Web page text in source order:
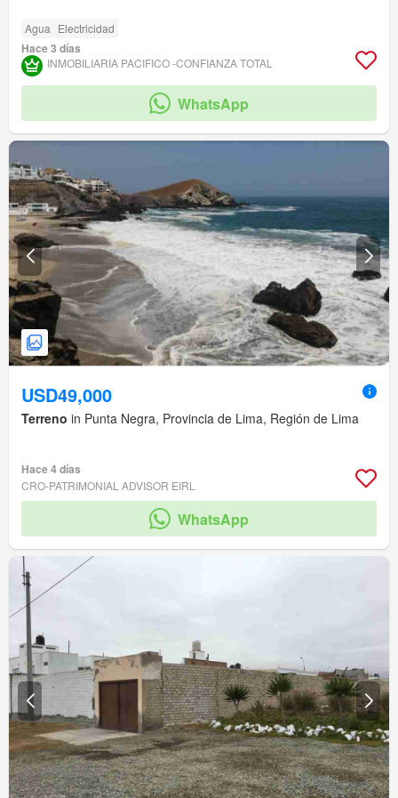
Agua Electricidad
Hace 3 días
INMOBILIARIA PACIFICO -CONFIANZA TOTAL
WhatsApp
USD49,000
Terreno in Punta Negra, Provincia de Lima, Región de Lima
Hace 4 días
CRO-PATRIMONIAL ADVISOR EIRL
WhatsApp